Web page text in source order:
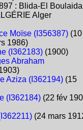
: Blida-El Boulaida
Alger
Moïse (I356387)(10
1986)
(I362183)(1900)
Abraham
Aziza (I362194)(15
(I362184)(22 fév
(24 mars